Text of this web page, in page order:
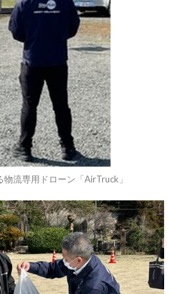
流専用ドローン「AirTruck」